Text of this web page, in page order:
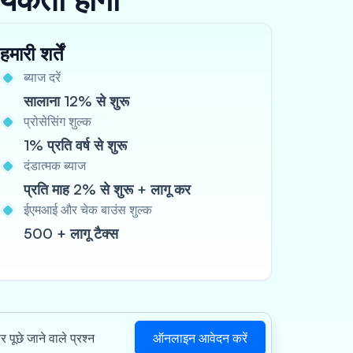
हमारी शर्तें
ब्याज दरें
सालाना 12% से शुरू
प्रोसेसिंग शुल्क
1% प्रति वर्ष से शुरू
दंडात्मक ब्याज
प्रति माह 2% से शुरू + लागू कर
ईएमआई और चेक बाउंस शुल्क
500 + लागू टैक्स
पूछे जाने वाले प्रश्न ऑनलाइन आवेदन करें